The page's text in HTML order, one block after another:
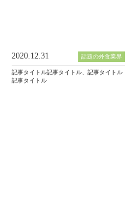
2020.12.31 話題の外食業界
記事タイトル記事タイトル、記事タイトル
記事タイトル